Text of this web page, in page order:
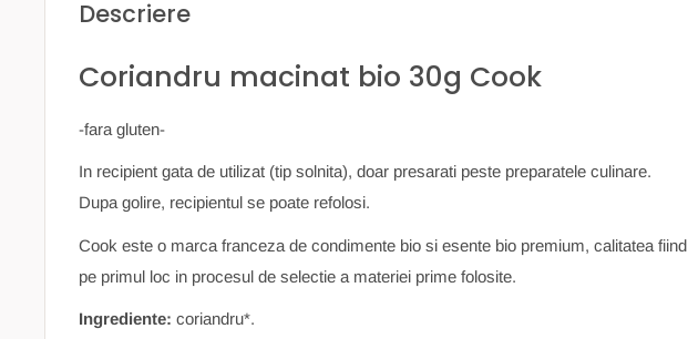
Descriere
Coriandru macinat bio 30g Cook
-fara gluten-
In recipient gata de utilizat (tip solnita), doar presarati peste preparatele culinare.
Dupa golire, recipientul se poate refolosi.
Cook este o marca franceza de condimente bio si esente bio premium, calitatea fiind
pe primul loc in procesul de selectie a materiei prime folosite.
Ingrediente: coriandru*.